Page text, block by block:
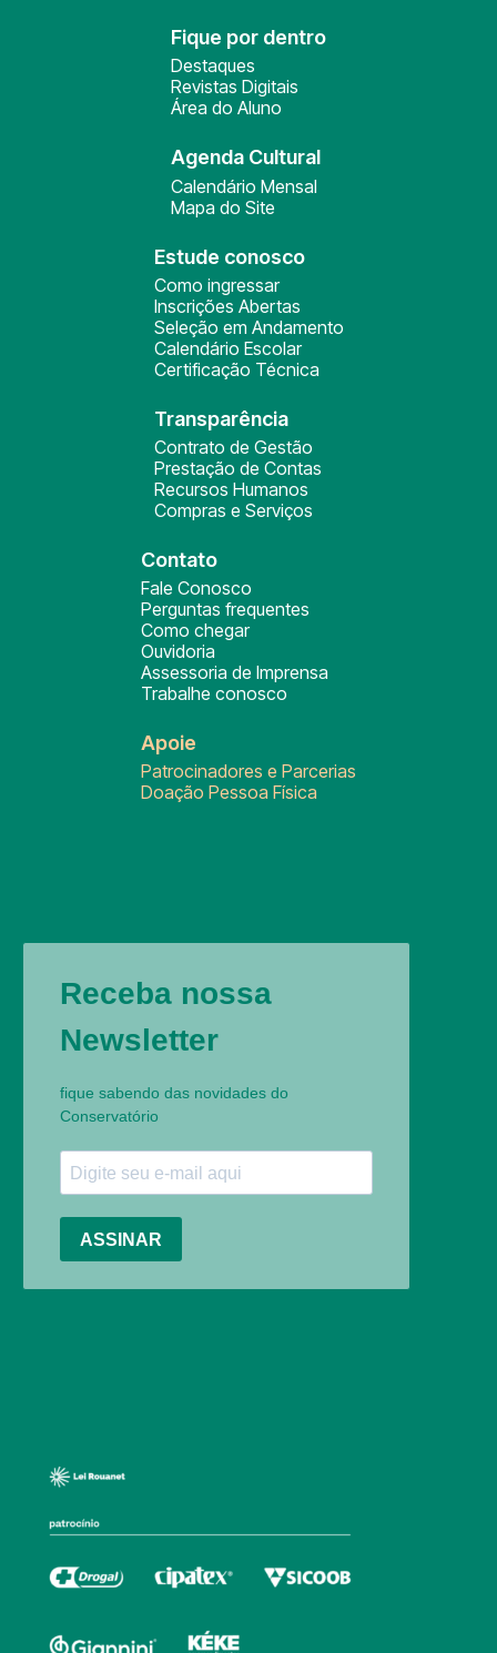
Fique por dentro
Destaques
Revistas Digitais
Área do Aluno
Agenda Cultural
Calendário Mensal
Mapa do Site
Estude conosco
Como ingressar
Inscrições Abertas
Seleção em Andamento
Calendário Escolar
Certificação Técnica
Transparência
Contrato de Gestão
Prestação de Contas
Recursos Humanos
Compras e Serviços
Contato
Fale Conosco
Perguntas frequentes
Como chegar
Ouvidoria
Assessoria de Imprensa
Trabalhe conosco
Apoie
Patrocinadores e Parcerias
Doação Pessoa Física